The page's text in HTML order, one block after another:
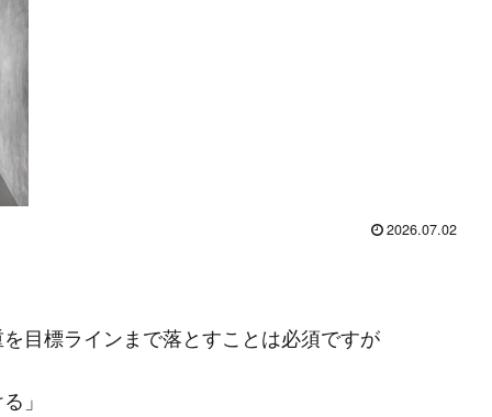
2026.07.02
目標ラインまで落とすことは必須ですが
」